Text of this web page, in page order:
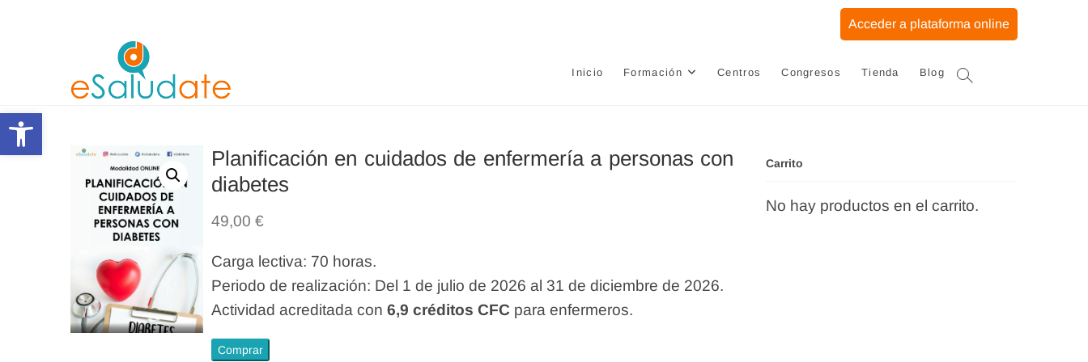
Abrir barra de herramientas
Acceder a plataforma online
Inicio Formación Centros Congresos Tienda Blog
Planificación en cuidados de enfermería a personas con
diabetes
49,00 €
Carga lectiva: 70 horas.
Periodo de realización: Del 1 de julio de 2026 al 31 de diciembre de 2026.
Actividad acreditada con 6,9 créditos CFC para enfermeros.
Planificación
Comprar
Carrito
No hay productos en el carrito.